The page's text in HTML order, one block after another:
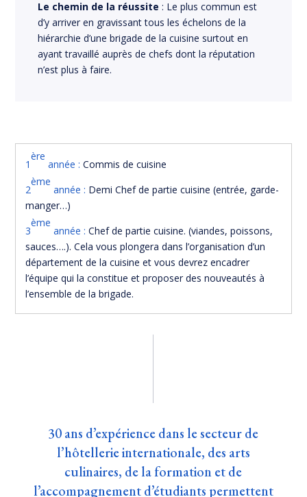
Le chemin de la réussite : Le plus commun est
d’y arriver en gravissant tous les échelons de la
hiérarchie d’une brigade de la cuisine surtout en
ayant travaillé auprès de chefs dont la réputation
n’est plus à faire.
1
ère
année : Commis de cuisine
2
ème
année : Demi Chef de partie cuisine (entrée, garde-
manger…)
3
ème
année : Chef de partie cuisine. (viandes, poissons,
sauces….). Cela vous plongera dans l’organisation d’un
département de la cuisine et vous devrez encadrer
l’équipe qui la constitue et proposer des nouveautés à
l’ensemble de la brigade.
30 ans d’expérience dans le secteur de
l’hôtellerie internationale, des arts
culinaires, de la formation et de
l’accompagnement d’étudiants permettent